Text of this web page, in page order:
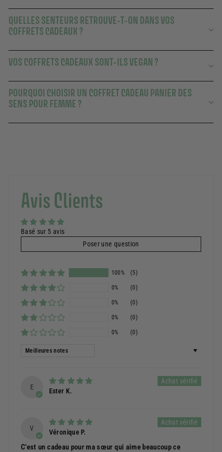
QUELLES SENTEURS RETROUVE-T-ON DANS VOS
COFFRETS CADEAUX ?
VOS COFFRETS CADEAUX SONT-ILS VEGAN ?
POURQUOI CHOISIR UN COFFRET CADEAU PANIER DES
SENS POUR FEMME ?
Avis Clients
Basé sur 5 avis
Poser une question
100% (5)
0% (0)
0% (0)
0% (0)
0% (0)
Sort by
E
Ester K.
V
Véronique P.
C'est un cadeau pour ma sœur qui aime beaucoup ce